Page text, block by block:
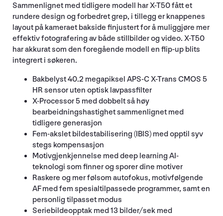
Sammenlignet med tidligere modell har X-T50 fått et
rundere design og forbedret grep, i tillegg er knappenes
layout på kameraet bakside finjustert for å muliggjøre mer
effektiv fotografering av både stillbilder og video. X-T50
har akkurat som den foregående modell en flip-up blits
integrert i søkeren.
Bakbelyst 40.2 megapiksel APS-C X-Trans CMOS 5
HR sensor uten optisk lavpassfilter
X-Processor 5 med dobbelt så høy
bearbeidningshastighet sammenlignet med
tidligere generasjon
Fem-akslet bildestabilisering (IBIS) med opptil syv
stegs kompensasjon
Motivgjenkjennelse med deep learning AI-
teknologi som finner og sporer dine motiver
Raskere og mer følsom autofokus, motivfølgende
AF med fem spesialtilpassede programmer, samt en
personlig tilpasset modus
Seriebildeopptak med 13 bilder/sek med